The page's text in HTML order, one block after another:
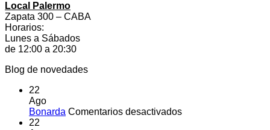
Local Palermo
Zapata 300 – CABA
Horarios:
Lunes a Sábados
de 12:00 a 20:30
Blog de novedades
22
Ago
Bonarda Comentarios desactivadosen
22